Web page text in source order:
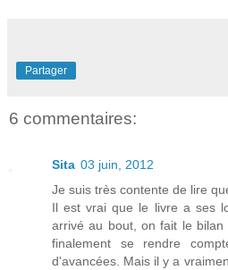
Partager
6 commentaires:
Sita 03 juin, 2012
Je suis très contente de lire
Il est vrai que le livre a ses
arrivé au bout, on fait le
finalement se rendre
d'avancées. Mais il y a